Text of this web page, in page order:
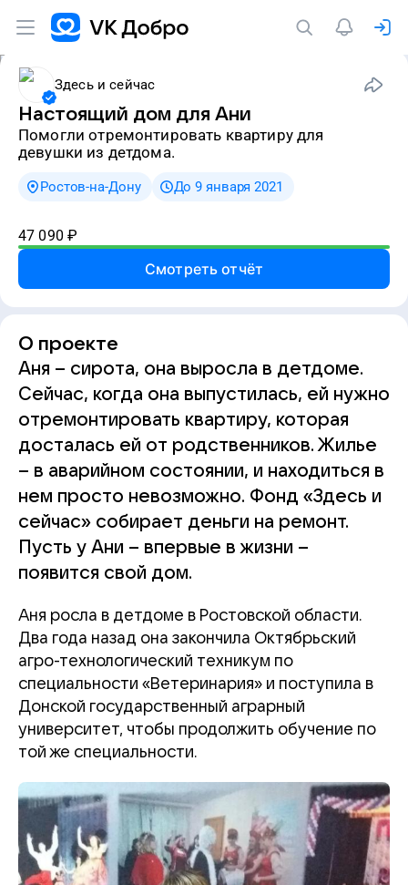
Здесь и сейчас
Настоящий дом для Ани
Помогли отремонтировать квартиру для
девушки из детдома.
Ростов-на-Дону До 9 января 2021
47 090 ₽
Смотреть отчёт
О проекте
Аня – сирота, она выросла в детдоме.
Сейчас, когда она выпустилась, ей нужно
отремонтировать квартиру, которая
досталась ей от родственников. Жилье
– в аварийном состоянии, и находиться в
нем просто невозможно. Фонд «Здесь и
сейчас» собирает деньги на ремонт.
Пусть у Ани – впервые в жизни –
появится свой дом.
Аня росла в детдоме в Ростовской области.
Два года назад она закончила Октябрьский
агро-технологический техникум по
специальности «Ветеринария» и поступила в
Донской государственный аграрный
университет, чтобы продолжить обучение по
той же специальности.